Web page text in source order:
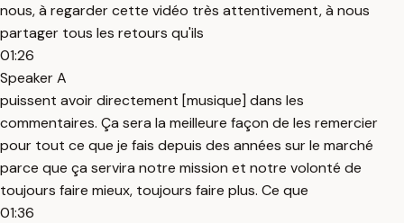
nous, à regarder cette vidéo très attentivement, à nous
partager tous les retours qu'ils
01:26
Speaker A
puissent avoir directement [musique] dans les
commentaires. Ça sera la meilleure façon de les remercier
pour tout ce que je fais depuis des années sur le marché
parce que ça servira notre mission et notre volonté de
toujours faire mieux, toujours faire plus. Ce que
01:36